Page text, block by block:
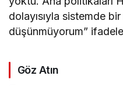
dolayısıyla sistemde bir
düşünmüyorum”
Göz Atın